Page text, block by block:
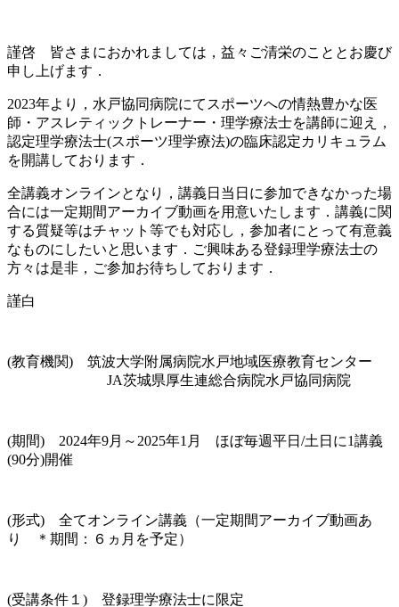
謹啓 皆さまにおかれましては，益々ご清栄のこととお慶び
申し上げます．
2023年より，水戸協同病院にてスポーツへの情熱豊かな医
師・アスレティックトレーナー・理学療法士を講師に迎え，
認定理学療法士(スポーツ理学療法)の臨床認定カリキュラム
を開講しております．
全講義オンラインとなり，講義日当日に参加できなかった場
合には一定期間アーカイブ動画を用意いたします．講義に関
する質疑等はチャット等でも対応し，参加者にとって有意義
なものにしたいと思います．ご興味ある登録理学療法士の
方々は是非，ご参加お待ちしております．
謹白
(教育機関) 筑波大学附属病院水戸地域医療教育センター
JA茨城県厚生連総合病院水戸協同病院
(期間) 2024年9月～2025年1月 ほぼ毎週平日/土日に1講義
(90分)開催
(形式) 全てオンライン講義（一定期間アーカイブ動画あ
り ＊期間：６ヵ月を予定）
(受講条件１) 登録理学療法士に限定